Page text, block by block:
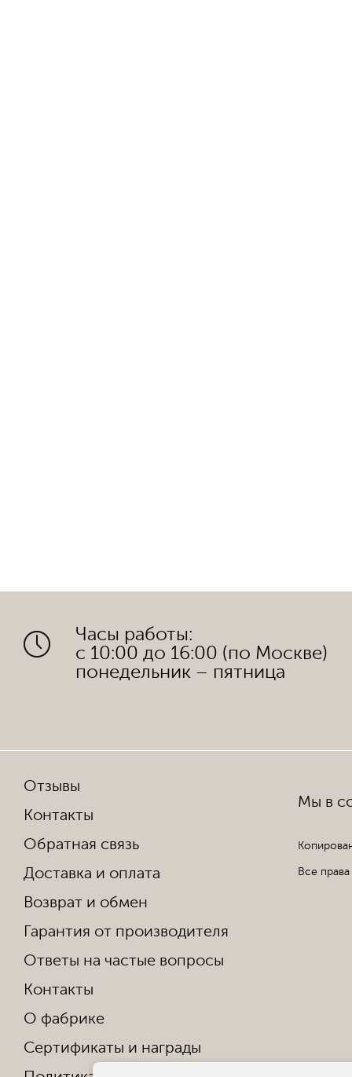
Часы работы:
с 10:00 до 16:00 (по Москве)
понедельник – пятница
Отзывы
Контакты
Обратная связь
Доставка и оплата
Возврат и обмен
Гарантия от производителя
Ответы на частые вопросы
Контакты
О фабрике
Сертификаты и награды
Мы в
Все